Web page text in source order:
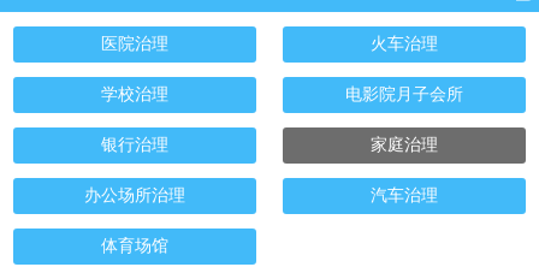
医院治理 火车治理
学校治理 电影院月子会所
银行治理 家庭治理
办公场所治理 汽车治理
体育场馆